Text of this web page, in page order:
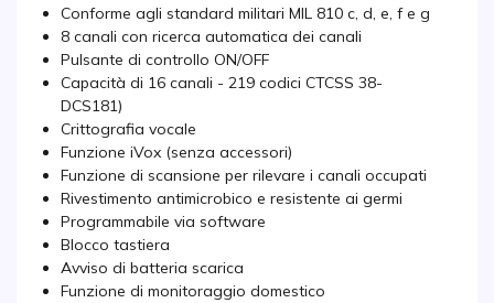
Conforme agli standard militari MIL 810 c, d, e, f e g
8 canali con ricerca automatica dei canali
Pulsante di controllo ON/OFF
Capacità di 16 canali - 219 codici CTCSS 38-
DCS181)
Crittografia vocale
Funzione iVox (senza accessori)
Funzione di scansione per rilevare i canali occupati
Rivestimento antimicrobico e resistente ai germi
Programmabile via software
Blocco tastiera
Avviso di batteria scarica
Funzione di monitoraggio domestico